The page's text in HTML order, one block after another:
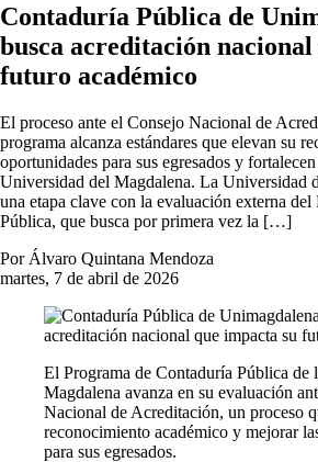
Contaduría Pública de
busca acreditación
futuro académico
El proceso ante el Consejo Nacional de
programa alcanza estándares que elevan su
oportunidades para sus egresados y
Universidad del Magdalena. La Universidad
una etapa clave con la evaluación externa
Pública, que busca por primera vez la […]
Por Álvaro Quintana Mendoza
martes, 7 de abril de 2026
El Programa de Contaduría Pública de
Magdalena avanza en su evaluación
Nacional de Acreditación, un proceso
reconocimiento académico y mejorar
para sus egresados.